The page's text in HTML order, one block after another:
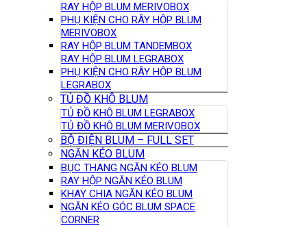
RAY HỘP BLUM MERIVOBOX
PHỤ KIỆN CHO RÂY HỘP BLUM
MERIVOBOX
RAY HỘP BLUM TANDEMBOX
RAY HỘP BLUM LEGRABOX
PHỤ KIỆN CHO RÂY HỘP BLUM
LEGRABOX
TỦ ĐỒ KHÔ BLUM
TỦ ĐỒ KHÔ BLUM LEGRABOX
TỦ ĐỒ KHÔ BLUM MERIVOBOX
BỘ ĐIỆN BLUM – FULL SET
NGĂN KÉO BLUM
BỤC THANG NGĂN KÉO BLUM
RAY HỘP NGĂN KÉO BLUM
KHAY CHIA NGĂN KÉO BLUM
NGĂN KÉO GÓC BLUM SPACE
CORNER